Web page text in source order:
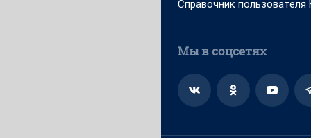
Справочник пользователя
Мы в соцсетях